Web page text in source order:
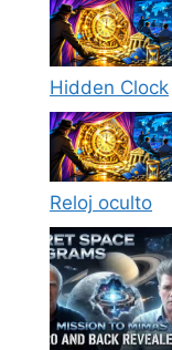
Hidden Clock
Reloj oculto